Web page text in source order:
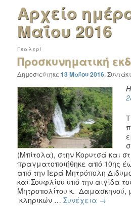
Αρχείο
Μαΐου 2016
Προσκυνηματική
Γκαλερί
Δημοσιεύτηκε13 Μαΐου 2016.
(Μπίτολα), στην Κορυτσά και
πραγματοποιήθηκε από 10ης
από την Ιερά Μητρόπολη
και Σουφλίου υπό την αιγίδα
Μητροπολίτου κ. Δαμασκηνού,
κληρικών …Συνέχεια →